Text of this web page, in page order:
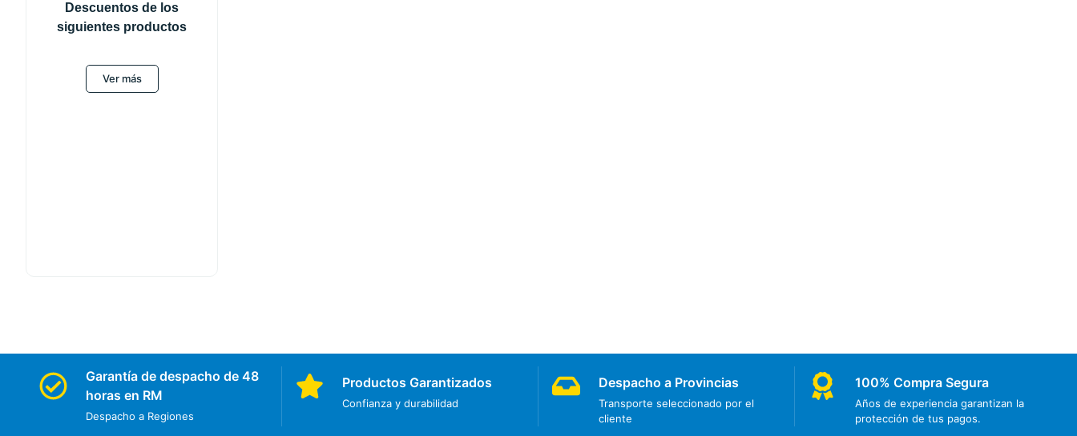
Descuentos de los
siguientes productos
Ver más
Garantía de despacho de 48
horas en RM
Despacho a Regiones
Productos Garantizados
Confianza y durabilidad
Despacho a Provincias
Transporte seleccionado por el
cliente
100% Compra Segura
Años de experiencia garantizan la
protección de tus pagos.